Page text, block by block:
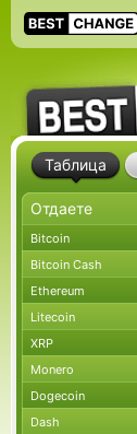
Таблица
Bitcoin
Bitcoin Cash
Ethereum
Litecoin
XRP
Monero
Dogecoin
Dash